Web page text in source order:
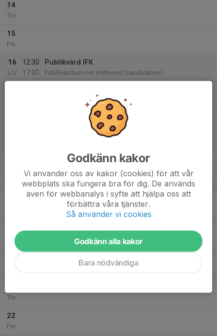
14
Tor
15
Fre
16
Lör
12:30
17:00
Publikvärd IFK
Publikvärdrummet (mittemot brandstation)
Match mot Jaguar
Träningsmatcher
12:30
Waria cup (flickor)
Ektorpshallen
v.12
Teknikträning i Teknikhallen (PCA)
Teknikhallen (PlatinumCars Arena)
Tis
Träning (UTE)
Tor
22
Fre
Godkänn kakor
Vi använder oss av kakor (cookies) för att vår
webbplats ska fungera bra för dig. De används
även för webbanalys i syfte att hjälpa oss att
förbättra våra tjänster.
Så använder vi cookies
Godkänn alla kakor
Bara nödvändiga